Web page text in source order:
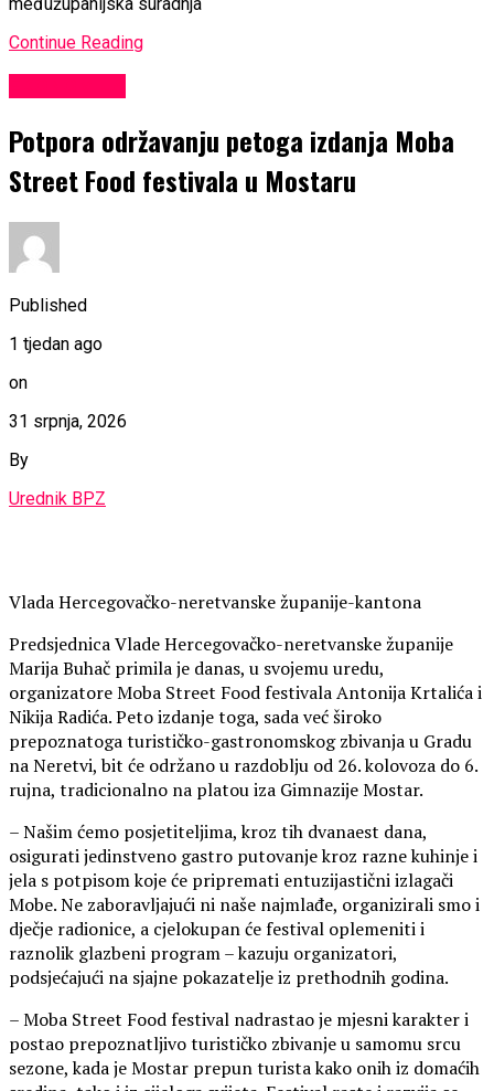
Continue Reading
Potpora održavanju petoga izdanja Moba
Street Food festivala u Mostaru
Published
1 tjedan ago
on
31 srpnja, 2026
By
Urednik BPZ
Vlada Hercegovačko-neretvanske županije-kantona
Predsjednica Vlade Hercegovačko-neretvanske županije
Marija Buhač primila je danas, u svojemu uredu,
organizatore Moba Street Food festivala Antonija Krtalića i
Nikija Radića. Peto izdanje toga, sada već široko
prepoznatoga turističko-gastronomskog zbivanja u Gradu
na Neretvi, bit će održano u razdoblju od 26. kolovoza do 6.
rujna, tradicionalno na platou iza Gimnazije Mostar.
– Našim ćemo posjetiteljima, kroz tih dvanaest dana,
osigurati jedinstveno gastro putovanje kroz razne kuhinje i
jela s potpisom koje će pripremati entuzijastični izlagači
Mobe. Ne zaboravljajući ni naše najmlađe, organizirali smo i
dječje radionice, a cjelokupan će festival oplemeniti i
raznolik glazbeni program – kazuju organizatori,
podsjećajući na sjajne pokazatelje iz prethodnih godina.
– Moba Street Food festival nadrastao je mjesni karakter i
postao prepoznatljivo turističko zbivanje u samomu srcu
sezone, kada je Mostar prepun turista kako onih iz domaćih